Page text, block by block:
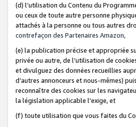
(d) l’utilisation du Contenu du
ou ceux de toute autre personne
attachés à la personne ou tous autres
contrefaçon des Partenaires Amazon,
(e) la publication précise et appropriée
privée ou autre, de l’utilisation de
et divulguez des données recueillies
d’autres annonceurs et nous-mêmes)
reconnaître des cookies sur les
la législation applicable l'exige, et
(f) toute utilisation que vous faites du